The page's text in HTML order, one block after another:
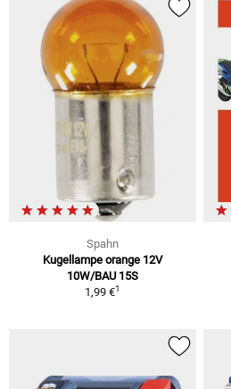
Spahn
Kugellampe orange 12V
10W/BAU 15S
1,99 €1